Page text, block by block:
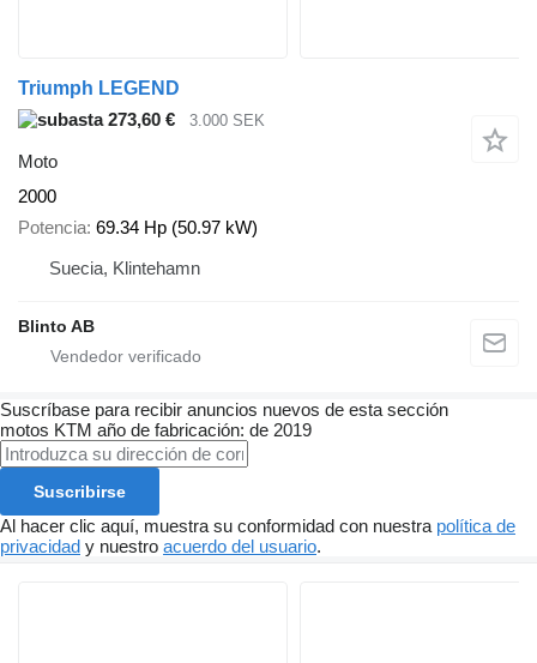
Triumph LEGEND
273,60 €
3.000 SEK
Moto
2000
Potencia 69.34 Hp (50.97 kW)
Suecia, Klintehamn
Blinto AB
Suscríbase para recibir anuncios nuevos de esta sección
motos KTM año de fabricación: de 2019
Suscribirse
Al hacer clic aquí, muestra su conformidad con nuestra política de
privacidad y nuestro acuerdo del usuario.